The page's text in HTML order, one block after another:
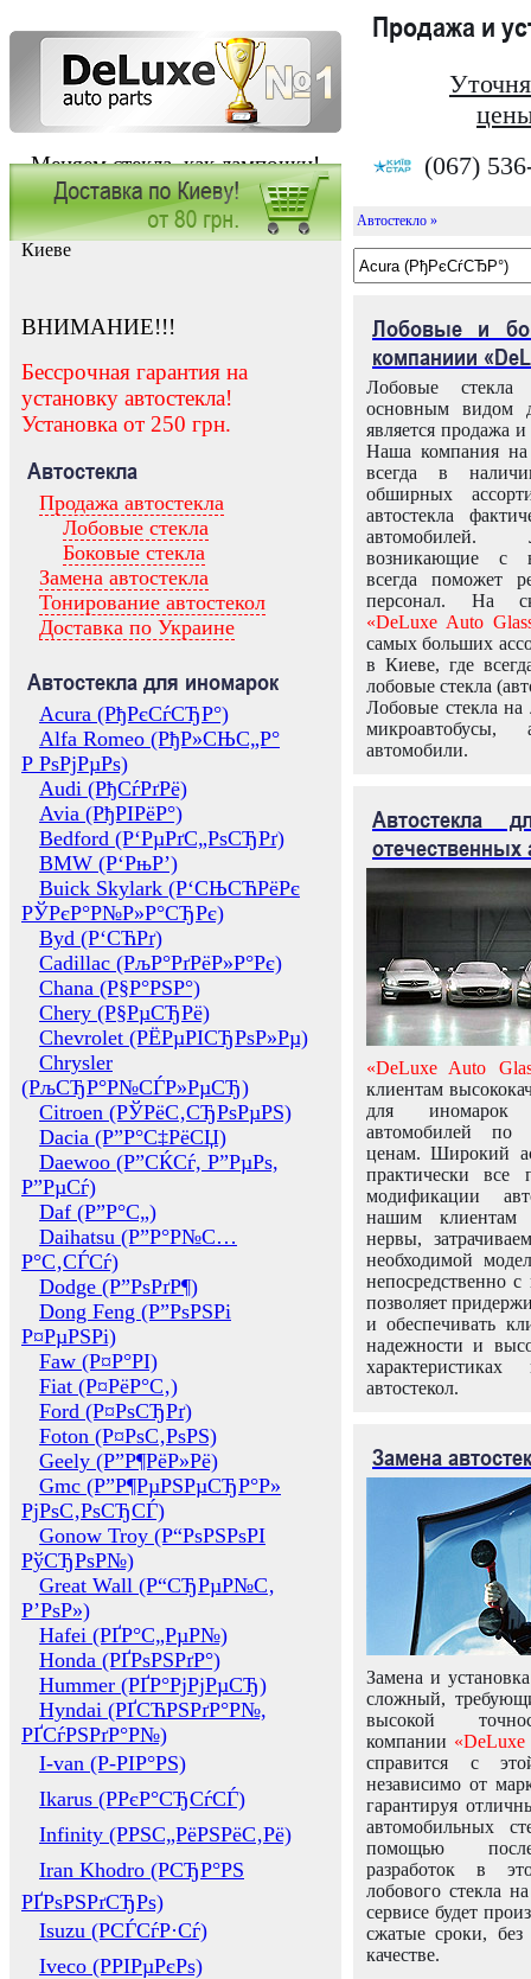
Меняем стекла, как лампочки!
Продажа и
(067)
Заказать установку автостекла в
Киеве
ВНИМАНИЕ!!!
Бессрочная гарантия на
установку автостекла!
Установка от 250 грн.
Автостекла
Продажа автостекла
Лобовые стекла
Боковые стекла
Замена автостекла
Тонирование автостекол
Доставка по Украине
Автостекла для иномарок
Acura (РђРєСѓСЂР°)
Alfa Romeo (РђР»СЊС„Р°
Р РѕРјРµРѕ)
Audi (РђСѓРґРё)
Avia (РђРІРёР°)
Bedford (Р‘РµРґС„РѕСЂРґ)
BMW (Р‘РњР’)
Buick Skylark (Р‘СЊСЋРёРє
РЎРєР°Р№Р»Р°СЂРє)
Byd (Р‘СЋРґ)
Cadillac (РљР°РґРёР»Р°Рє)
Chana (Р§Р°РЅР°)
Chery (Р§РµСЂРё)
Chevrolet (РЁРµРІСЂРѕР»Рµ)
Chrysler
(РљСЂР°Р№СЃР»РµСЂ)
Citroen (РЎРёС‚СЂРѕРµРЅ)
Dacia (Р”Р°С‡РёСЏ)
Daewoo (Р”СЌСѓ, Р”РµРѕ,
Р”РµСѓ)
Daf (Р”Р°С„)
Daihatsu (Р”Р°Р№С…
Р°С‚СЃСѓ)
Dodge (Р”РѕРґР¶)
Dong Feng (Р”РѕРЅРі
Р¤РµРЅРі)
Faw (Р¤Р°РІ)
Fiat (Р¤РёР°С‚)
Ford (Р¤РѕСЂРґ)
Foton (Р¤РѕС‚РѕРЅ)
Geely (Р”Р¶РёР»Рё)
Gmc (Р”Р¶РµРЅРµСЂР°Р»
РјРѕС‚РѕСЂСЃ)
Gonow Troy (Р“РѕРЅРѕРІ
РўСЂРѕР№)
Great Wall (Р“СЂРµР№С‚
Р’РѕР»)
Hafei (РҐР°С„РµР№)
Honda (РҐРѕРЅРґР°)
Hummer (РҐР°РјРјРµСЂ)
Hyndai (РҐСЋРЅРґР°Р№,
РҐСѓРЅРґР°Р№)
I-van (Р-РІР°РЅ)
Ikarus (РРєР°СЂСѓСЃ)
Infinity (РРЅС„РёРЅРёС‚Рё)
Iran Khodro (РСЂР°РЅ
РҐРѕРЅРґСЂРѕ)
Isuzu (РСЃСѓР·Сѓ)
Iveco (РРІРµРєРѕ)
Автостекло »
Лобовые и
компаниии
Лобовые
основным видом
является продажа и
Наша компания на
всегда в
обширных
автостекла
возникающие с
всегда поможет
персонал. На
«DeLuxe Auto
самых больших
в Киеве, где
лобовые стекла
Лобовые стекла на
микроавтобусы,
автомобили.
Автостекла
отечественных
«DeLuxe Auto
клиентам
для иномарок
автомобилей
ценам. Широкий
практически все
модификации
нашим клиентам
нервы,
необходимой
непосредственно
позволяет
и обеспечивать
надежности и
автостекол.
Замена
Замена и
сложный,
высокой
компании «DeLuxe
справится с
независимо от
гарантируя
автомобильных
помощью
разработок в
лобового стекла
сервисе будет
сжатые сроки,
качестве.